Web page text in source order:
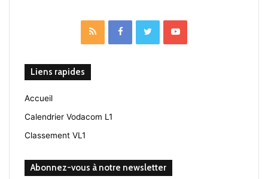
RSS FacebookTwitterYouTube
Liens rapides
Accueil
Calendrier Vodacom L1
Classement VL1
Abonnez-vous à notre newsletter